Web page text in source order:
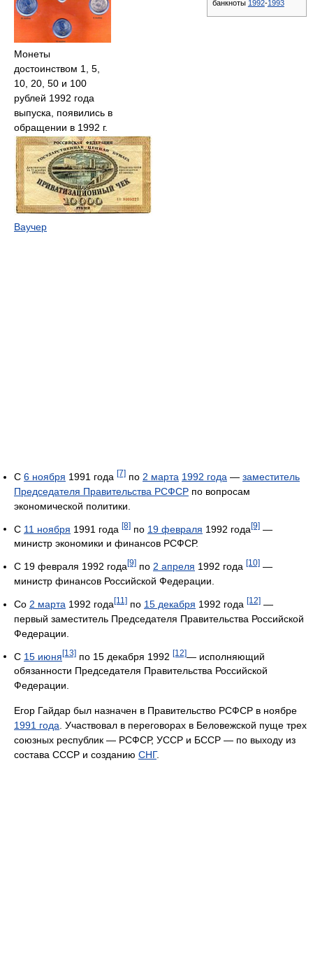
банкноты 1992-1993
Монеты
достоинством 1, 5,
10, 20, 50 и 100
рублей 1992 года
выпуска, появились в
обращении в 1992 г.
Ваучер
С 6 ноября 1991 года [7] по 2 марта 1992 года — заместитель
Председателя Правительства РСФСР по вопросам
экономической политики.
С 11 ноября 1991 года [8] по 19 февраля 1992 года[9] —
министр экономики и финансов РСФСР.
С 19 февраля 1992 года [9] по 2 апреля 1992 года [10] —
министр финансов Российской Федерации.
Со 2 марта 1992 года[11] по 15 декабря 1992 года [12] —
первый заместитель Председателя Правительства Российской
Федерации.
С 15 июня[13] по 15 декабря 1992 [12]— исполняющий
обязанности Председателя Правительства Российской
Федерации.
Егор Гайдар был назначен в Правительство РСФСР в ноябре
1991 года. Участвовал в переговорах в Беловежской пуще трех
союзных республик — РСФСР, УССР и БССР — по выходу из
состава СССР и созданию СНГ.